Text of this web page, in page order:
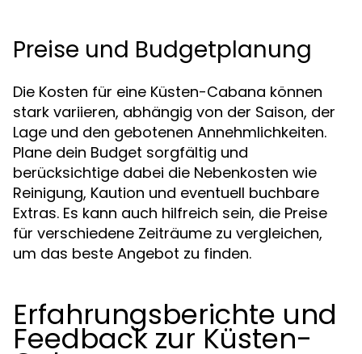
Preise und Budgetplanung
Die Kosten für eine Küsten-Cabana können
stark variieren, abhängig von der Saison, der
Lage und den gebotenen Annehmlichkeiten.
Plane dein Budget sorgfältig und
berücksichtige dabei die Nebenkosten wie
Reinigung, Kaution und eventuell buchbare
Extras. Es kann auch hilfreich sein, die Preise
für verschiedene Zeiträume zu vergleichen,
um das beste Angebot zu finden.
Erfahrungsberichte und
Feedback zur Küsten-